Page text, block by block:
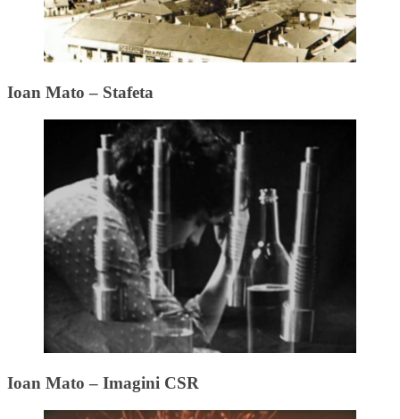
Ioan Mato – Stafeta
Ioan Mato – Imagini CSR